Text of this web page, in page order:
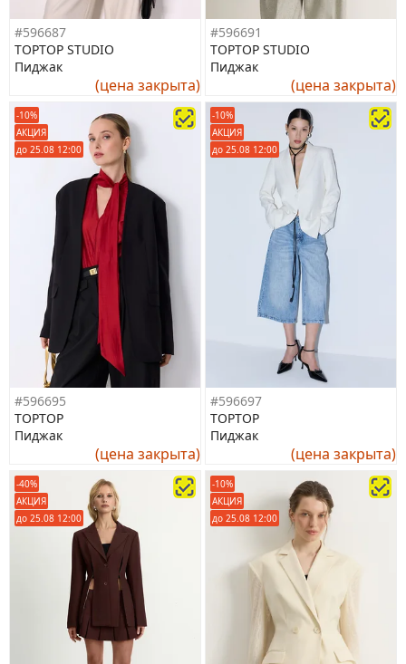
#596687
TOPTOP STUDIO
Пиджак
(цена закрыта)
#596691
TOPTOP STUDIO
Пиджак
(цена закрыта)
-10%
АКЦИЯ
до 25.08 12:00
#596695
TOPTOP
Пиджак
(цена закрыта)
-10%
АКЦИЯ
до 25.08 12:00
#596697
TOPTOP
Пиджак
(цена закрыта)
-40%
АКЦИЯ
до 25.08 12:00
-10%
АКЦИЯ
до 25.08 12:00